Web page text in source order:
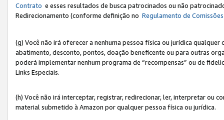
Contrato e esses resultados de busca patrocinados ou não
Redirecionamento (conforme definição no Regulamento de Comissões
(g) Você não irá oferecer a nenhuma pessoa física ou jurídica
abatimento, desconto, pontos, doação beneficente ou para outras
poderá implementar nenhum programa de “recompensas” ou de
Links Especiais.
(h) Você não irá interceptar, registrar, redirecionar, ler, interpretar
material submetido à Amazon por qualquer pessoa física ou jurídica.